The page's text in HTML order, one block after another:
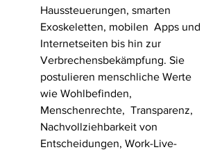
Haussteuerungen, smarten
Exoskeletten, mobilen  Apps und
Internetseiten bis hin zur
Verbrechensbekämpfung. Sie
postulieren menschliche Werte
wie Wohlbefinden,
Menschenrechte,  Transparenz,
Nachvollziehbarkeit von
Entscheidungen, Work-Live-